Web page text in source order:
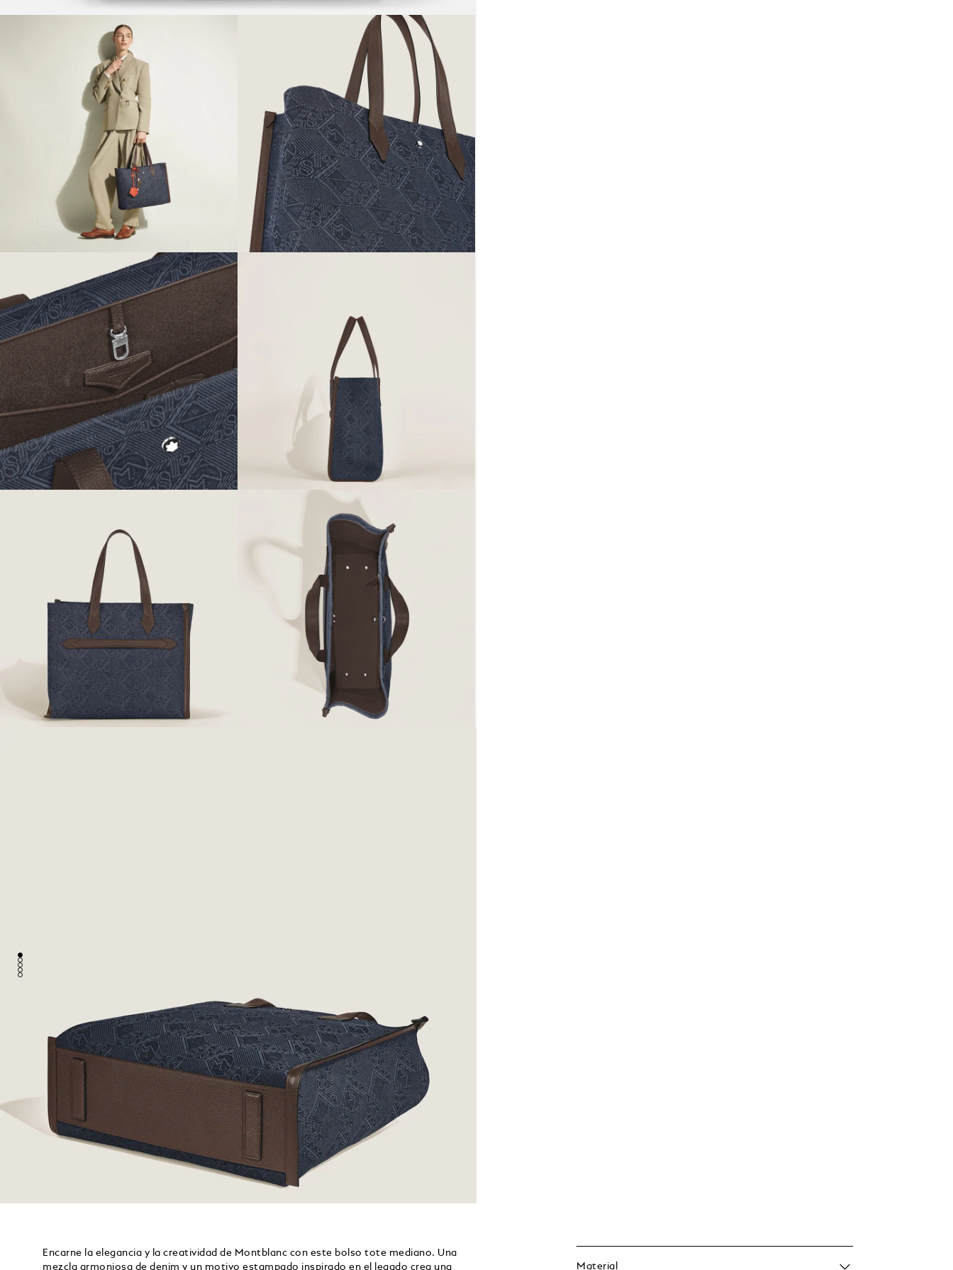
Encarne la elegancia y la creatividad de Montblanc con este bolso tote mediano. Una
mezcla armoniosa de denim y un motivo estampado inspirado en el legado crea una
Material